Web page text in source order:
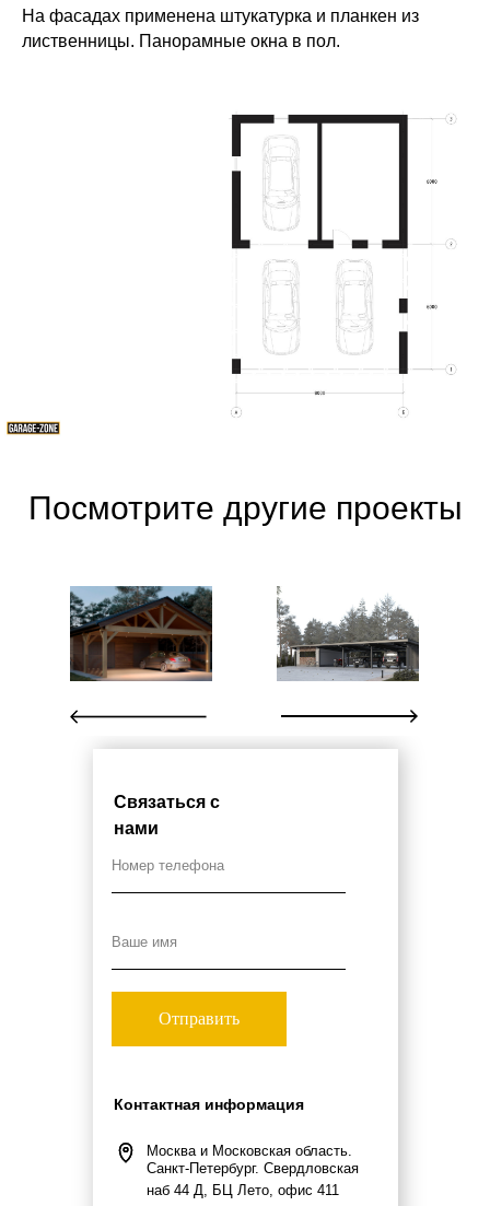
На фасадах применена штукатурка и планкен из
лиственницы. Панорамные окна в пол.
Посмотрите другие проекты
Связаться с
нами
Контактная информация
Санкт-Петербург. Свердловская
наб 44 Д, БЦ Лето, офис 411
Москва и Московская область.
Отправить